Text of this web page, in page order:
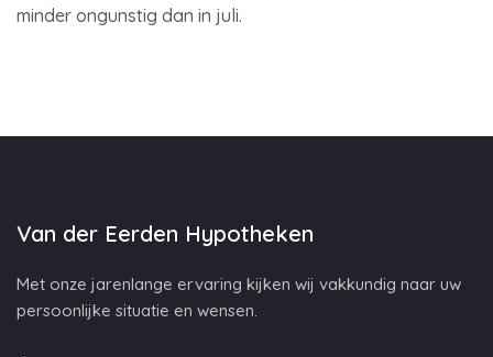
minder ongunstig dan in juli.
Van der Eerden Hypotheken
Met onze jarenlange ervaring kijken wij vakkundig naar uw
persoonlijke situatie en wensen.